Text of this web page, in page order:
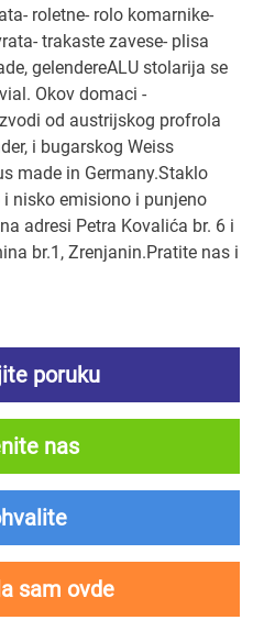
roletne- rolo komarnike-
trakaste zavese- plisa
gelendereALU stolarija se
Okov domaci -
od austrijskog profrola
i bugarskog Weiss
made in Germany.Staklo
i nisko emisiono i punjeno
adresi Petra Kovalića br. 6 i
br.1, Zrenjanin.Pratite nas i
poruku
nas
sam ovde